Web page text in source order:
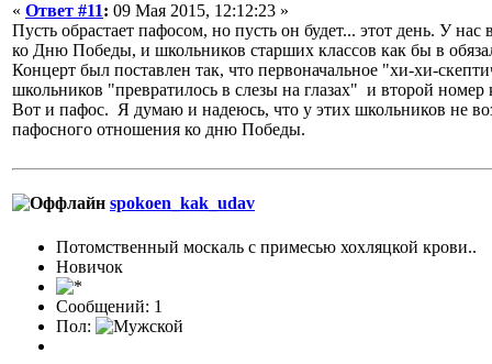
« Ответ #11: 09 Мая 2015, 12:12:23 »
Пусть обрастает пафосом, но пусть он будет... этот день. У нас
ко Дню Победы, и школьников старших классов как бы в
Концерт был поставлен так, что первоначальное "хи-хи-
школьников "превратилось в слезы на глазах" и второй номер
Вот и пафос. Я думаю и надеюсь, что у этих школьников не
пафосного отношения ко дню Победы.
spokoen_kak_udav
Потомственный москаль с примесью хохляцкой крови..
Новичок
Сообщений: 1
Пол: